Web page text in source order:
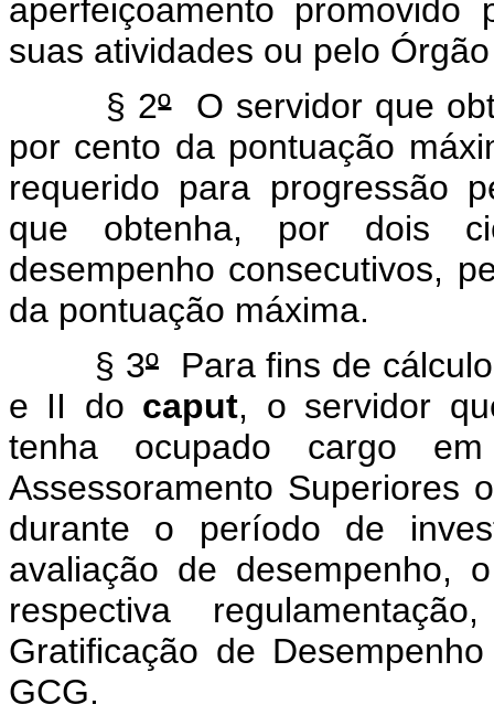
aperfeiçoamento
suas atividades ou pelo
§ 2ºO servidor que
por cento da pontuação
requerido para progressão
que obtenha, por dois
desempenho consecutivos,
da pontuação máxima.
§ 3ºPara fins de
e II do caput, o servidor
tenha ocupado cargo
Assessoramento Superiores
durante o período de
avaliação de desempenho,
respectiva
Gratificação de
GCG.